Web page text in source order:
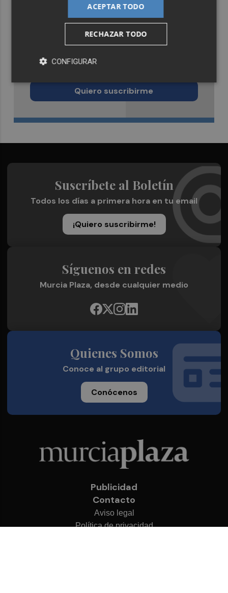
Recibe toda la actualidad de
Quiero suscribirme
Suscríbete al Boletín
Todos los días a primera hora en tu email
¡Quiero suscribirme!
Síguenos en redes
Murcia Plaza, desde cualquier medio
Quienes Somos
Conoce al grupo editorial
Conócenos
Publicidad
Contacto
Aviso legal
Política de privacidad
ACEPTAR TODO
RECHAZAR TODO
CONFIGURAR